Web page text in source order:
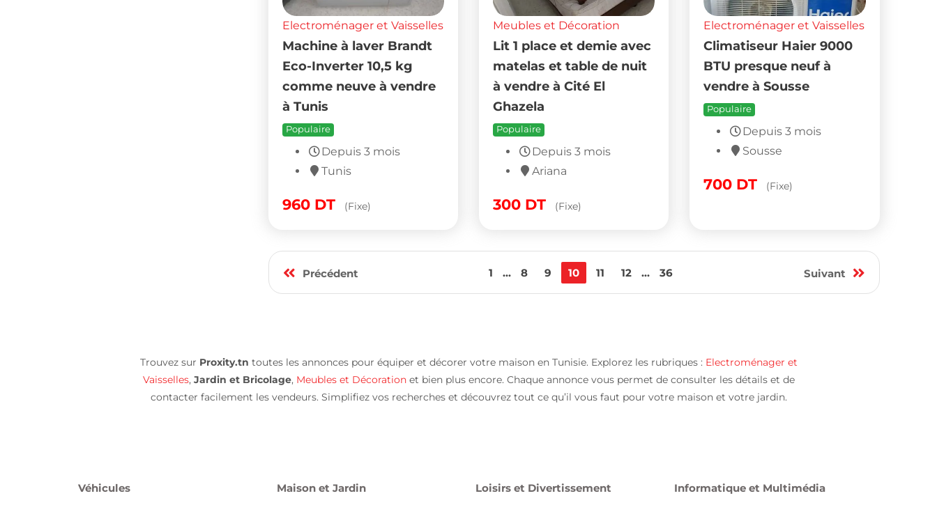
Electroménager et Vaisselles
Machine à laver Brandt
Eco-Inverter 10,5 kg
comme neuve à vendre
à Tunis
Populaire
Depuis 3 mois
Tunis
960 DT (Fixe)
Meubles et Décoration
Lit 1 place et demie avec
matelas et table de nuit
à vendre à Cité El
Ghazela
Populaire
Depuis 3 mois
Ariana
300 DT (Fixe)
Electroménager et Vaisselles
Climatiseur Haier 9000
BTU presque neuf à
vendre à Sousse
Populaire
Depuis 3 mois
Sousse
700 DT (Fixe)
Précédent 1 ... 8 9 10 11 12 ... 36 Suivant
Trouvez sur Proxity.tn toutes les annonces pour équiper et décorer votre maison en Tunisie. Explorez les rubriques : Electroménager et
Vaisselles, Jardin et Bricolage, Meubles et Décorationet bien plus encore. Chaque annonce vous permet de consulter les détails et de
contacter facilement les vendeurs. Simplifiez vos recherches et découvrez tout ce qu’il vous faut pour votre maison et votre jardin.
Véhicules
Maison et Jardin
Loisirs et Divertissement
Informatique et Multimédia